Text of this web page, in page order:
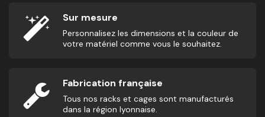
Sur mesure
Personnalisez les dimensions et la couleur de
votre matériel comme vous le souhaitez.
Fabrication française
Tous nos racks et cages sont manufacturés
dans la région lyonnaise.